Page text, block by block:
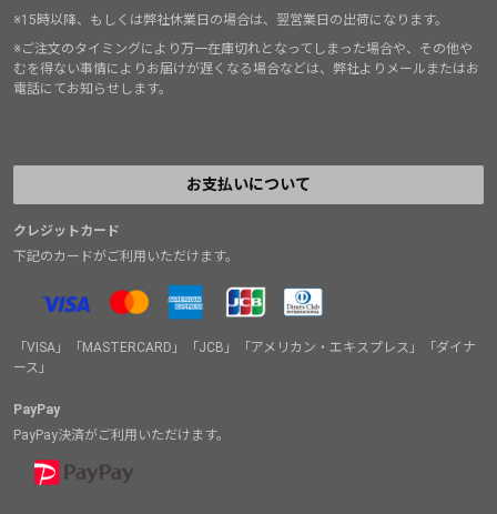
※15時以降、もしくは弊社休業日の場合は、翌営業日の出荷になります。
※ご注文のタイミングにより万一在庫切れとなってしまった場合や、その他や
むを得ない事情によりお届けが遅くなる場合などは、弊社よりメールまたはお
電話にてお知らせします。
お支払いについて
クレジットカード
下記のカードがご利用いただけます。
「VISA」「MASTERCARD」「JCB」「アメリカン・エキスプレス」「ダイナ
ース」
PayPay
PayPay決済がご利用いただけます。